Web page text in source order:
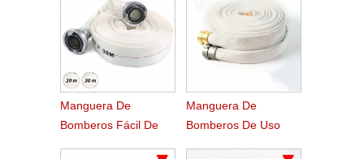
De Nakajima
Manguera De
Bomberos Fácil De
Manguera De
Bomberos De Uso